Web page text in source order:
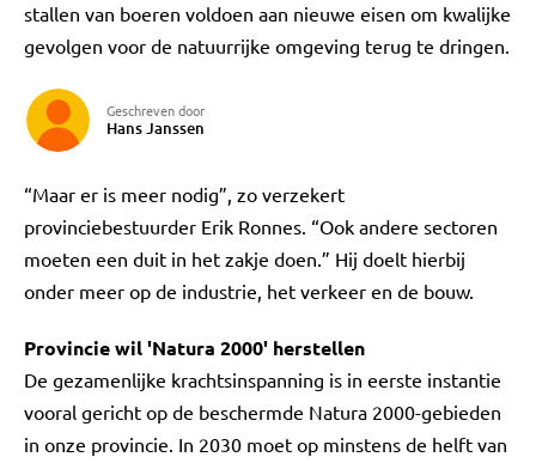
stallen van boeren voldoen aan nieuwe eisen om kwalijke
gevolgen voor de natuurrijke omgeving terug te dringen.
Geschreven door
Hans Janssen
“Maar er is meer nodig”, zo verzekert
provinciebestuurder Erik Ronnes. “Ook andere sectoren
moeten een duit in het zakje doen.” Hij doelt hierbij
onder meer op de industrie, het verkeer en de bouw.
Provincie wil 'Natura 2000' herstellen
De gezamenlijke krachtsinspanning is in eerste instantie
vooral gericht op de beschermde Natura 2000-gebieden
in onze provincie. In 2030 moet op minstens de helft van